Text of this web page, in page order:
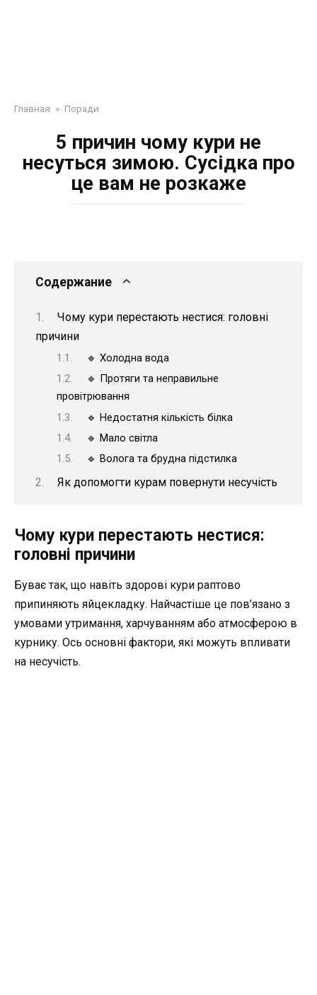
Главная » Поради
5 причин чому кури не
несуться зимою. Сусідка про
це вам не розкаже
Содержание
Чому кури перестають нестися: головні
причини
🔹 Холодна вода
🔹 Протяги та неправильне
провітрювання
🔹 Недостатня кількість білка
🔹 Мало світла
🔹 Волога та брудна підстилка
Як допомогти курам повернути несучість
Чому кури перестають нестися:
головні причини
Буває так, що навіть здорові кури раптово
припиняють яйцекладку. Найчастіше це пов’язано з
умовами утримання, харчуванням або атмосферою в
курнику. Ось основні фактори, які можуть впливати
на несучість.